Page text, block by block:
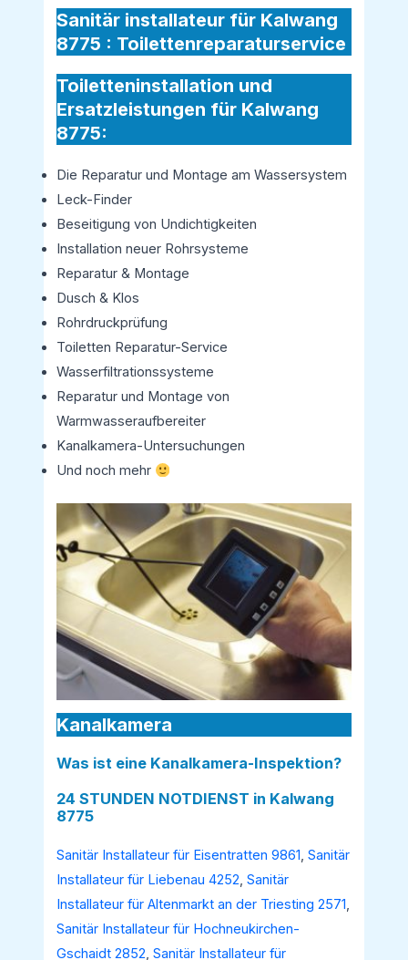
Sanitär installateur für Kalwang
8775 : Toilettenreparaturservice
Toiletteninstallation und
Ersatzleistungen für Kalwang
8775:
Die Reparatur und Montage am Wassersystem
Leck-Finder
Beseitigung von Undichtigkeiten
Installation neuer Rohrsysteme
Reparatur & Montage
Dusch & Klos
Rohrdruckprüfung
Toiletten Reparatur-Service
Wasserfiltrationssysteme
Reparatur und Montage von
Warmwasseraufbereiter
Kanalkamera-Untersuchungen
Und noch mehr
Kanalkamera
Was ist eine Kanalkamera-Inspektion?
24 STUNDEN NOTDIENST in Kalwang
8775
Sanitär Installateur für Eisentratten 9861,Sanitär
Installateur für Liebenau 4252,Sanitär
Installateur für Altenmarkt an der Triesting 2571,
Sanitär Installateur für Hochneukirchen-
Gschaidt 2852,Sanitär Installateur für